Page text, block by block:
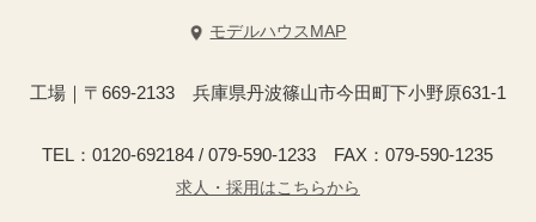
モデルハウスMAP
工場｜〒669-2133 兵庫県丹波篠山市今田町下小野原631-1
TEL：0120-692184 / 079-590-1233 FAX：079-590-1235
求人・採用はこちらから